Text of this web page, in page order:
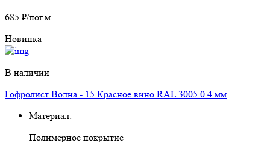
685 ₽/пог.м
Новинка
В наличии
Гофролист Волна - 15 Красное вино RAL 3005 0.4 мм
Материал:
Полимерное покрытие